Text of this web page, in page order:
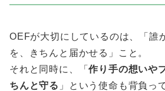
OEFが大切にしているのは、「誰
を、きちんと届かせる」こと。
それと同時に、「作り手の想いや
ちんと守る 」という使命も背負っ